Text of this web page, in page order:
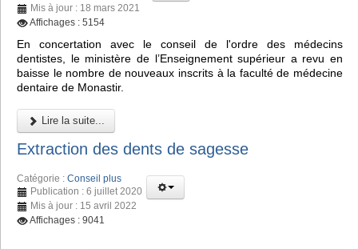
Mis à jour : 18 mars 2021
Affichages : 5154
En concertation avec le conseil de l'ordre des médecins
dentistes, le ministère de l’Enseignement supérieur a revu en
baisse le nombre de nouveaux inscrits à la faculté de médecine
dentaire de Monastir.
Lire la suite...
Extraction des dents de sagesse
Catégorie : Conseil plus
Publication : 6 juillet 2020
Mis à jour : 15 avril 2022
Affichages : 9041